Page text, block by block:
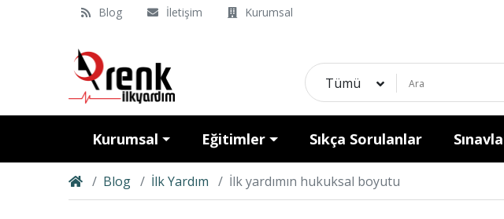
Blog İletişim Kurumsal
Tümü
Kurumsal Eğitimler Sıkça Sorulanlar
Blog İlk Yardım İlk yardımın hukuksal boyutu